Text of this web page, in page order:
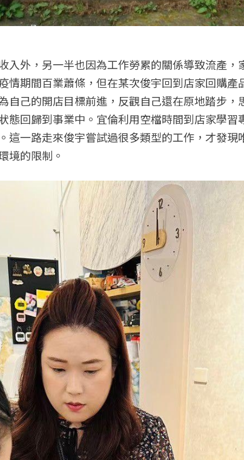
入外，另一半也因為工作勞累的關係導致流產
情期間百業蕭條，但在某次俊宇回到店家回購
自己的開店目標前進，反觀自己還在原地踏步
態回歸到事業中。宜倫利用空檔時間到店家學
這一路走來俊宇嘗試過很多類型的工作，才發
境的限制。